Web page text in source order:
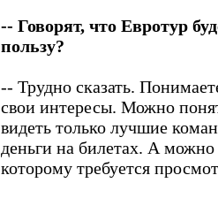
-- Говорят, что Евротур
пользу?
-- Трудно сказать.
свои интересы. Можно
видеть только лучшие
деньги на билетах. А можно
которому требуется